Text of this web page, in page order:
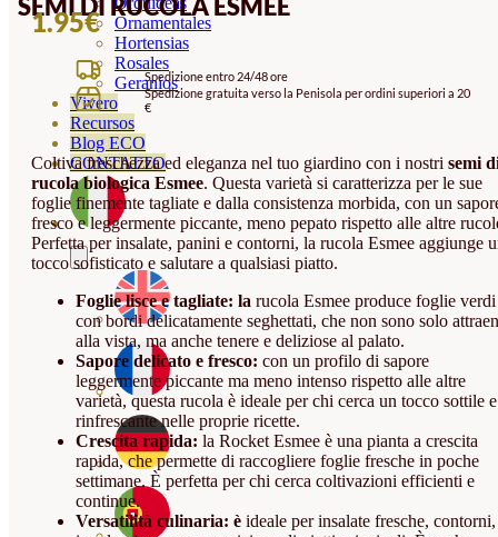
Ornamentales
Hortensias
Rosales
Geranios
Vivero
Recursos
Blog ECO
CONTATTO
1.95€
Spedizione entro 24/48 ore
Spedizione gratuita verso la Penisola per ordini superiori a 20
€
Coltiva freschezza ed eleganza nel tuo giardino con i nostri semi
rucola biologica Esmee. Questa varietà si caratterizza per le sue
foglie finemente tagliate e dalla consistenza morbida, con un
fresco e leggermente piccante, meno pepato rispetto alle altre
Perfetta per insalate, panini e contorni, la rucola Esmee aggiunge
tocco sofisticato e salutare a qualsiasi piatto.
Foglie lisce e tagliate: la rucola Esmee produce foglie verdi
con bordi delicatamente seghettati, che non sono solo
alla vista, ma anche tenere e deliziose al palato.
Sapore delicato e fresco: con un profilo di sapore
leggermente piccante ma meno intenso rispetto alle altre
varietà, questa rucola è ideale per chi cerca un tocco sottile e
rinfrescante nelle proprie ricette.
Crescita rapida: la Rocket Esmee è una pianta a crescita
rapida, che permette di raccogliere foglie fresche in poche
settimane. È perfetta per chi cerca coltivazioni efficienti e
continue.
Versatilità culinaria: è ideale per insalate fresche, contorni,